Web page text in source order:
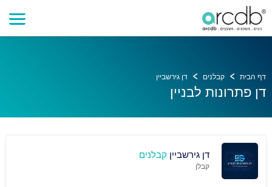
דף הבית קבלנים דן גירשביין
דן פתרונות לבניין
דן גירשביין קבלנים
קבלן